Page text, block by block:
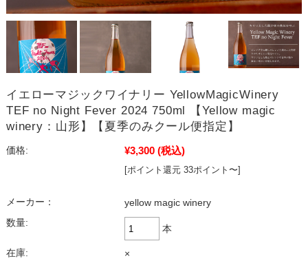
イエローマジックワイナリー YellowMagicWinery
TEF no Night Fever 2024 750ml 【Yellow magic
winery：山形】【夏季のみクール便指定】
価格: ¥3,300 (税込)
[ポイント還元 33ポイント〜]
メーカー：
yellow magic winery
数量:
本
在庫: ×